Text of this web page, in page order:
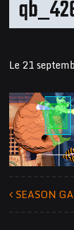
Le21
SEASON